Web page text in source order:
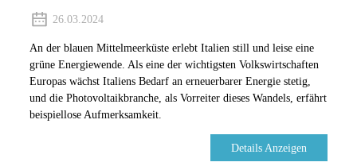
26.03.2024
An der blauen Mittelmeerküste erlebt Italien still und leise eine
grüne Energiewende. Als eine der wichtigsten Volkswirtschaften
Europas wächst Italiens Bedarf an erneuerbarer Energie stetig,
und die Photovoltaikbranche, als Vorreiter dieses Wandels, erfährt
beispiellose Aufmerksamkeit.
Details Anzeigen